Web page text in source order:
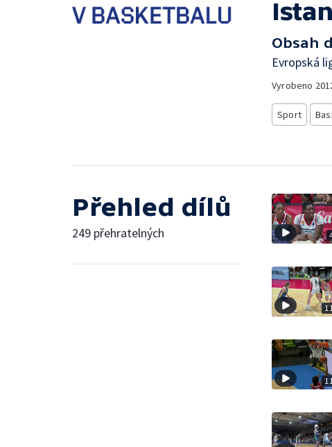
Obsah
Evropská
Vyrobeno
Sport
Přehled dílů
249 přehratelných